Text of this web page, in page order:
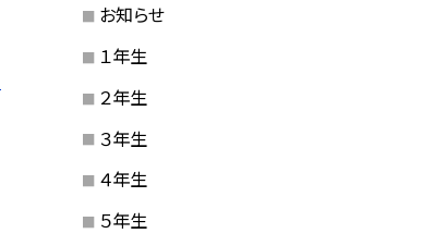
お知らせ
１年生
２年生
３年生
４年生
５年生